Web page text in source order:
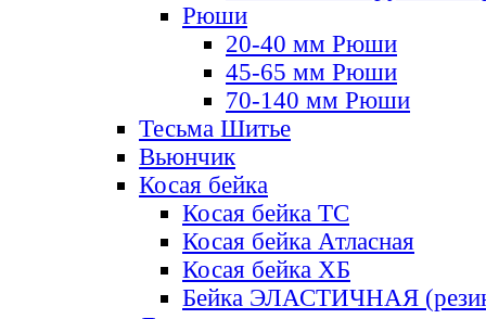
Рюши
20-40 мм Рюши
45-65 мм Рюши
70-140 мм Рюши
Тесьма Шитье
Вьюнчик
Косая бейка
Косая бейка ТС
Косая бейка Атласная
Косая бейка ХБ
Бейка ЭЛАСТИЧНАЯ